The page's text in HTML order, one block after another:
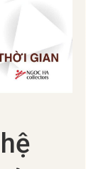
Đĩa
ở